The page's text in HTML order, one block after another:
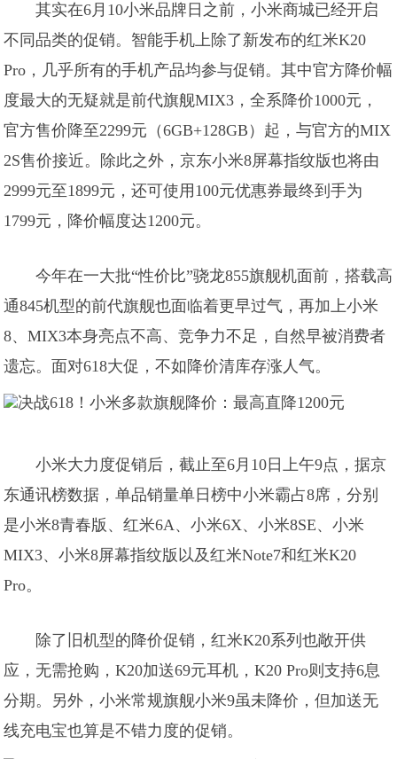
其实在6月10小米品牌日之前，小米商城已经开启
不同品类的促销。智能手机上除了新发布的红米K20
Pro，几乎所有的手机产品均参与促销。其中官方降价幅
度最大的无疑就是前代旗舰MIX3，全系降价1000元，
官方售价降至2299元（6GB+128GB）起，与官方的MIX
2S售价接近。除此之外，京东小米8屏幕指纹版也将由
2999元至1899元，还可使用100元优惠券最终到手为
1799元，降价幅度达1200元。
今年在一大批“性价比”骁龙855旗舰机面前，搭载高
通845机型的前代旗舰也面临着更早过气，再加上小米
8、MIX3本身亮点不高、竞争力不足，自然早被消费者
遗忘。面对618大促，不如降价清库存涨人气。
小米大力度促销后，截止至6月10日上午9点，据京
东通讯榜数据，单品销量单日榜中小米霸占8席，分别
是小米8青春版、红米6A、小米6X、小米8SE、小米
MIX3、小米8屏幕指纹版以及红米Note7和红米K20
Pro。
除了旧机型的降价促销，红米K20系列也敞开供
应，无需抢购，K20加送69元耳机，K20 Pro则支持6息
分期。另外，小米常规旗舰小米9虽未降价，但加送无
线充电宝也算是不错力度的促销。